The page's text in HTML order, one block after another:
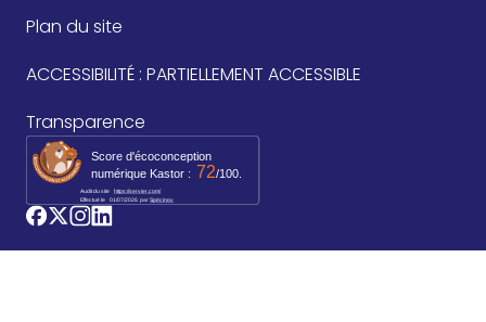
Plan du site
ACCESSIBILITÉ : PARTIELLEMENT ACCESSIBLE
Transparence
Score d'écoconception
numérique Kastor : 72/100.
Audit du site https://servier.com/
Effectué le 01/07/2026 par Spécinov
logo_facebook
logo_twitter
logo_instagram
logo_linkedin